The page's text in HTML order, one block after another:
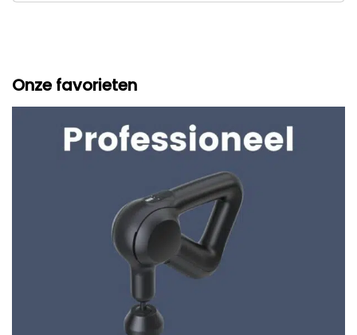
Onze favorieten